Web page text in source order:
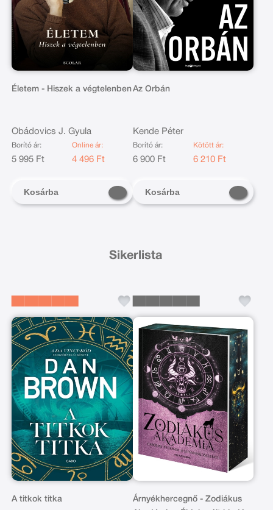
Életem - Hiszek a végtelenben
Obádovics J. Gyula
Borító ár:
5 995 Ft
Online ár:
4 496 Ft
Kosárba
Az Orbán
Kende Péter
Borító ár:
6 900 Ft
Kötött ár:
6 210 Ft
Kosárba
Sikerlista
A titkok titka
Árnyékhercegnő - Zodiákus